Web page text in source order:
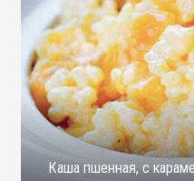
Каша пшенная, с